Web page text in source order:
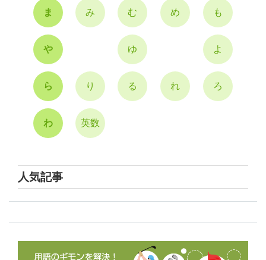
ま み む め も
や ゆ よ
ら り る れ ろ
わ 英数
人気記事